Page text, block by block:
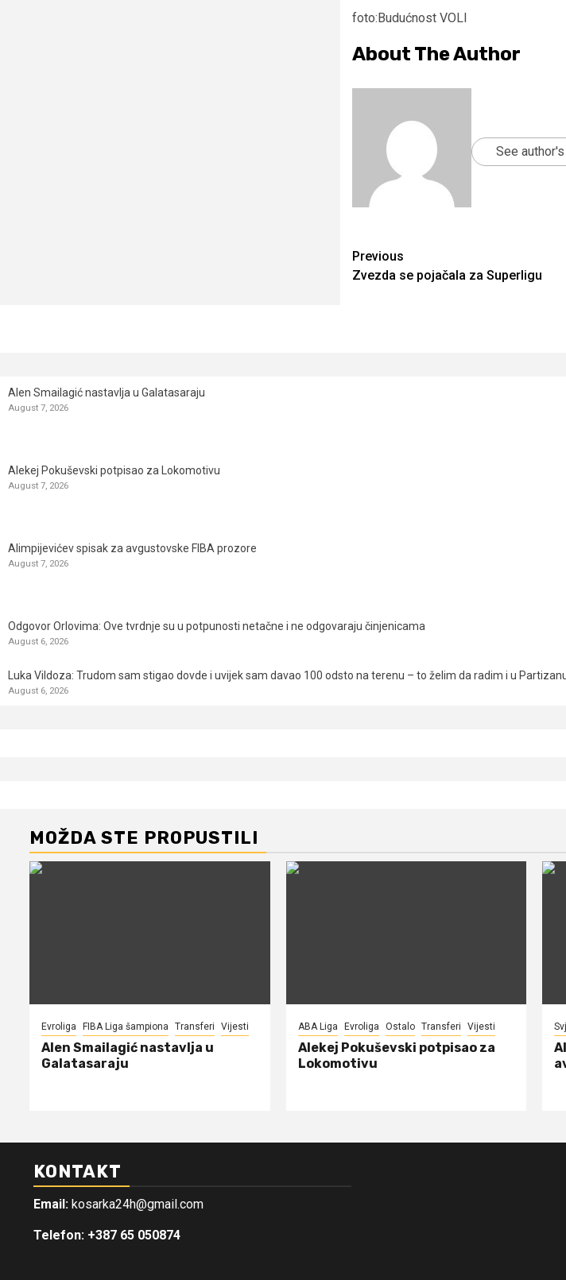
foto:Budućnost VOLI
About The Author
See
Continue
Reading
Previous
Zvezda se pojačala za Superligu
Alen Smailagić nastavlja u Galatasaraju
August 7, 2026
Alekej Pokuševski potpisao za Lokomotivu
August 7, 2026
Alimpijevićev spisak za avgustovske FIBA prozore
August 7, 2026
Odgovor Orlovima: ​Ove tvrdnje su u potpunosti netačne i ne odgovaraju činjenicama
August 6, 2026
Luka Vildoza: Trudom sam stigao dovde i uvijek sam davao 100 odsto na terenu – to želim da radim i u
August 6, 2026
MOŽDA STE PROPUSTILI
Evroliga FIBA Liga šampiona Transferi Vijesti
Alen Smailagić nastavlja u
Galatasaraju
ABA Liga Evroliga Ostalo Transferi Vijesti
Alekej Pokuševski potpisao za
Lokomotivu
KONTAKT
Email: kosarka24h@gmail.com
Telefon: +387 65 050874